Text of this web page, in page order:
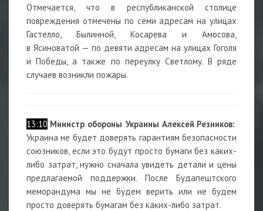
Отмечается, что в республиканской столице
повреждения отмечены по семи адресам на улицах
Гастелло, Былинной, Косарева и Амосова,
в Ясиноватой — по девяти адресам на улицах Гоголя
и Победы, а также по переулку Светлому. В ряде
случаев возникли пожары.
13:10 Министр обороны Украины Алексей Резников:
Украина не будет доверять гарантиям безопасности
союзников, если это будут просто бумаги без каких-
либо затрат, нужно сначала увидеть детали и цены
предлагаемой поддержки. После Будапештского
меморандума мы не будем верить или не будем
просто доверять бумагам без каких-либо затрат.